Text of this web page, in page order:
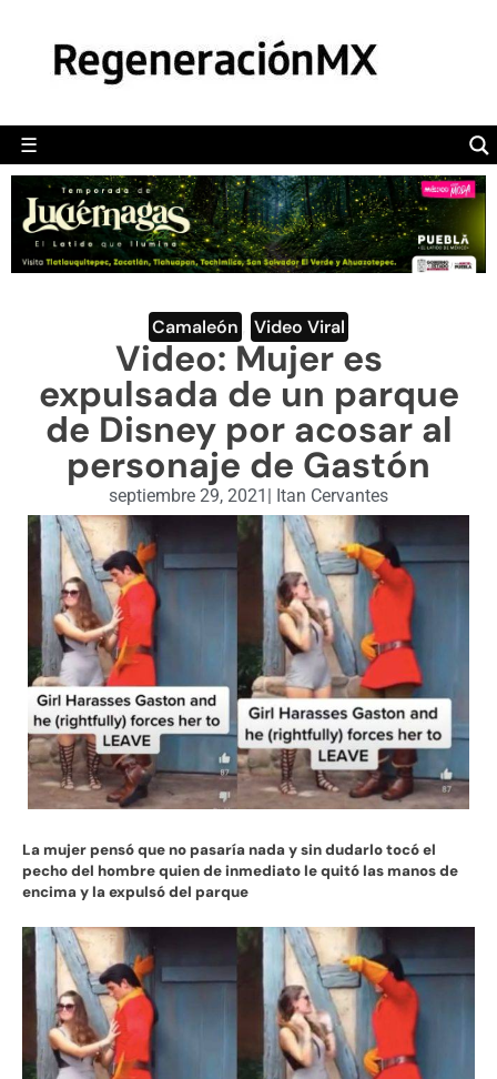
☰
POLÍTICA
CAMALEÓN
OPINIÓN
DEPORTES
ENGLISH SECTION
VIDEOS
Camaleón Video Viral
Video: Mujer es
expulsada de un parque
de Disney por acosar al
personaje de Gastón
septiembre 29, 2021 | Itan Cervantes
La mujer pensó que no pasaría nada y sin dudarlo tocó el
pecho del hombre quien de inmediato le quitó las manos de
encima y la expulsó del parque